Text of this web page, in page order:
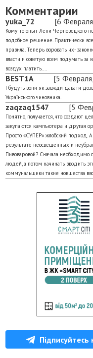
Комментарии
yuka_72 [6 Февраля,
Кому-то опыт Лени Черновецкого
подобное решение. Практически
правила. Теперь воровать их-
власти и советую всем подумать за
воздух платить....
BEST1A [5 Февраля,
І будуть вони як завжди давати
Українського чиновника.
zaqzaq1547 [5
Понятно, получается, что создают
закупаются кампъютера и другая
Просто «СУПЕР» жлобский подход.
результате неосвещенных и
Пивоваровой? Сначала необходимо
людей, а потом начинать вводить
коммунальщики такие новшества